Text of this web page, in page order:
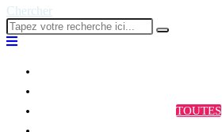
Chercher
TOUTES